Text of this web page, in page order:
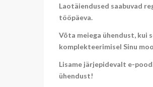
Laotäiendused saabuvad
tööpäeva.
Võta meiega ühendust,
komplekteerimisel Sinu
Lisame järjepidevalt e-
ühendust!